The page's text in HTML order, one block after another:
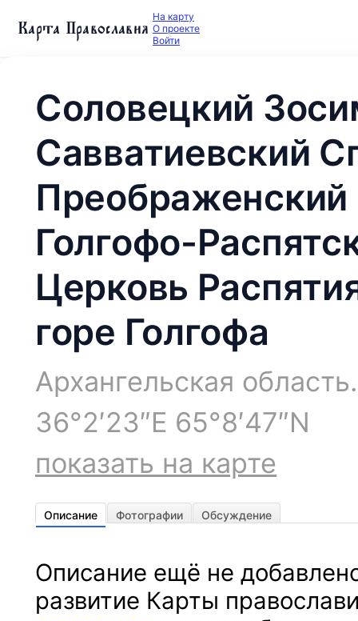
Карта Православия На карту
О проекте
Войти
Соловецкий
Савватиевский
Голгофо-
Церковь
горе Голгофа
Архангельская
36°2′23″E 65°8′47″N
показать на карте
Описание Фотографии Обсуждение
Описание ещё не
развитие Карты